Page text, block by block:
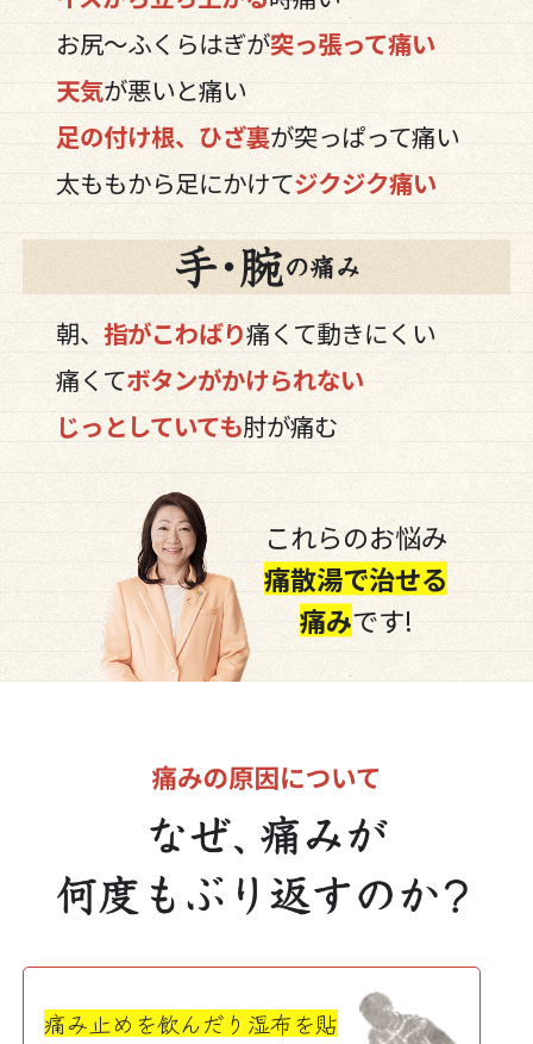
お尻～ふくらはぎが突っ張って痛い
天気が悪いと痛い
足の付け根、ひざ裏が突っぱって痛い
太ももから足にかけてジクジク痛い
朝、指がこわばり痛くて動きにくい
痛くてボタンがかけられない
じっとしていても肘が痛む
これらのお悩み
痛散湯で治せる
痛みです!
痛み止めを飲んだり湿布を貼